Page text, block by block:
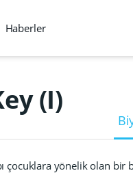
Haberler
(I)
çocuklara yönelik olan bir